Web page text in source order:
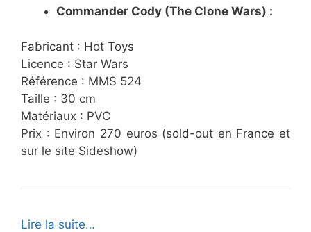
Commander Cody (The Clone Wars) :
Fabricant : Hot Toys
Licence : Star Wars
Référence : MMS 524
Taille : 30 cm
Matériaux : PVC
Prix : Environ 270 euros (sold-out en France et
sur le site Sideshow)
Lire la suite…